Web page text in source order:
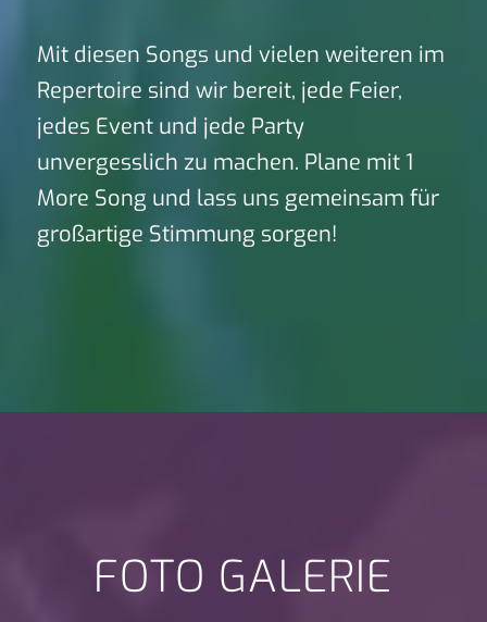
Mit diesen Songs und vielen weiteren im
Repertoire sind wir bereit, jede Feier,
jedes Event und jede Party
unvergesslich zu machen. Plane mit 1
More Song und lass uns gemeinsam für
großartige Stimmung sorgen!
FOTO GALERIE